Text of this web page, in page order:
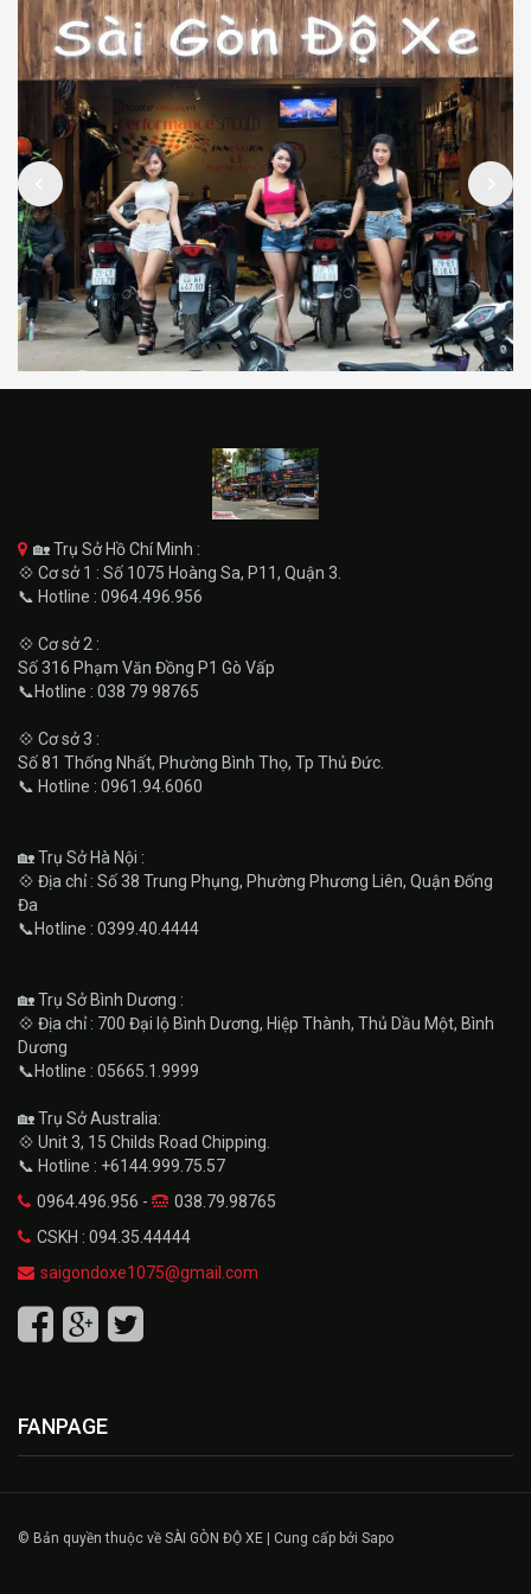
🏡 Trụ Sở Hồ Chí Minh :
💠 Cơ sở 1 : Số 1075 Hoàng Sa, P11, Quận 3.
📞 Hotline : 0964.496.956
💠 Cơ sở 2 :
Số 316 Phạm Văn Đồng P1 Gò Vấp
📞Hotline : 038 79 98765
💠 Cơ sở 3 :
Số 81 Thống Nhất, Phường Bình Thọ, Tp Thủ Đức.
📞 Hotline : 0961.94.6060
🏡 Trụ Sở Hà Nội :
💠 Địa chỉ : Số 38 Trung Phụng, Phường Phương Liên, Quận Đống
Đa
📞Hotline : 0399.40.4444
🏡 Trụ Sở Bình Dương :
💠 Địa chỉ : 700 Đại lộ Bình Dương, Hiệp Thành, Thủ Dầu Một, Bình
Dương
📞Hotline : 05665.1.9999
🏡 Trụ Sở Australia:
💠 Unit 3, 15 Childs Road Chipping.
📞 Hotline : +6144.999.75.57
0964.496.956 -
038.79.98765
CSKH : 094.35.44444
saigondoxe1075@gmail.com
FANPAGE
© Bản quyền thuộc về SÀI GÒN ĐỘ XE | Cung cấp bởi Sapo